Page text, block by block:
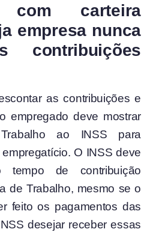
com carteira
empresa nunca
contribuições
as contribuições e
empregado deve mostrar
ao INSS para
O INSS deve
tempo de contribuição
de Trabalho, mesmo se o
feito os pagamentos das
desejar receber essas